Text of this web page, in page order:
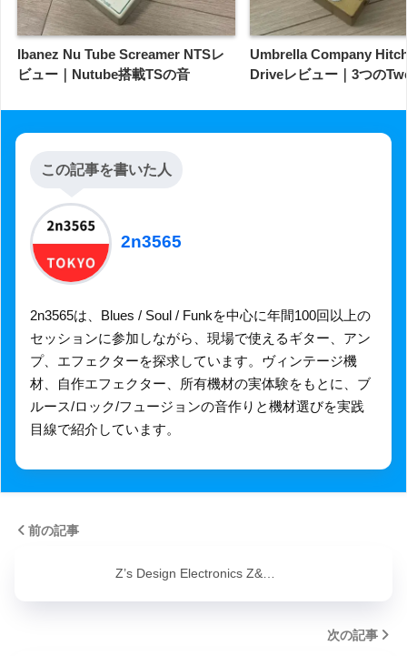
Ibanez Nu Tube Screamer NTSレ
ビュー｜Nutube搭載TSの音
Umbrella Company
Driveレビュー｜3つの
この記事を書いた人
2n3565
2n3565は、Blues / Soul / Funkを中心に年間100回以上の
セッションに参加しながら、現場で使えるギター、アン
プ、エフェクターを探求しています。ヴィンテージ機
材、自作エフェクター、所有機材の実体験をもとに、ブ
ルース/ロック/フュージョンの音作りと機材選びを実践
目線で紹介しています。
前の記事
Z’s Design Electronics Z&…
次の記事